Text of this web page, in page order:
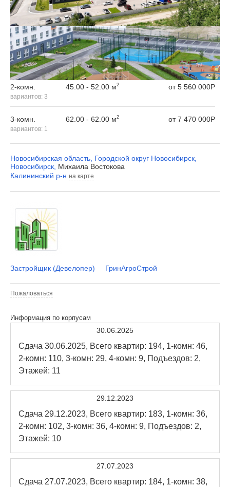
2-комн.
вариантов: 3
45.00 - 52.00 м2 от5 560 000Р
3-комн.
вариантов: 1
62.00 - 62.00 м2 от7 470 000Р
Новосибирская область Городской округ Новосибирск
Новосибирск Михаила Востокова
Калининский р-н на карте
Застройщик (Девелопер) ГринАгроСтрой
Пожаловаться
Информация по корпусам
30.06.2025
Сдача 30.06.2025, Всего квартир: 194, 1-комн: 46,
2-комн: 110, 3-комн: 29, 4-комн: 9, Подъездов: 2,
Этажей: 11
29.12.2023
Сдача 29.12.2023, Всего квартир: 183, 1-комн: 36,
2-комн: 102, 3-комн: 36, 4-комн: 9, Подъездов: 2,
Этажей: 10
27.07.2023
Сдача 27.07.2023, Всего квартир: 184, 1-комн: 38,